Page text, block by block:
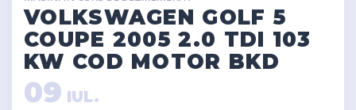
VOLKSWAGEN GOLF 5
COUPE 2005 2.0 TDI 103
KW COD MOTOR BKD
09 IUL.